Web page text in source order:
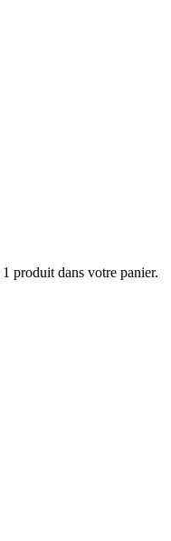
produit dans votre panier.